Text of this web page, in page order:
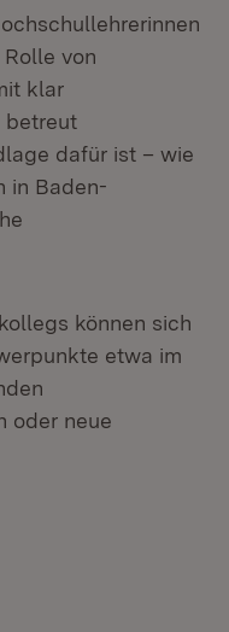
von
klar
betreut
dafür ist – wie
in Baden-
können sich
etwa im
oder neue